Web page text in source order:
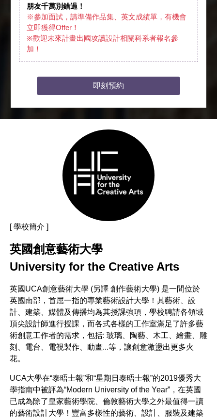
朋友千萬別錯過！
※參加面試，請準備作品集、英文成績單，有機會
立即獲得Offer！
※歡迎未來計畫出國攻讀設計相關科系者報名參
加！
即刻預約
[ 學校簡介 ]
英國創意藝術大學
University for the Creative Arts
英國UCA創意藝術大學 (另譯 創作藝術大學) 是一間位於
英國南部，首屈一指的專業藝術設計大學！其藝術、設
計、建築、媒體及傳播均為其授課強項，學校聘請各領域
頂尖設計師進行授課，而各式各樣的工作室滿足了許多藝
術創意工作者的需求，包括: 玻璃、陶藝、木工、繪畫、雕
刻、電台、電視製作、動畫...等，讓創意激盪出更多火
花。
UCA大學在“泰晤士報”和“星期日泰晤士報”的2019優秀大
學指南中被評為“Modern University of the Year”，在英國
已成為除了皇家藝術學院、倫敦藝術大學之外最值得一讀
的藝術設計大學！豐富多樣性的藝術、設計、服裝及建築